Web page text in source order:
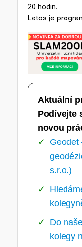
20 hodin.
Letos je
Aktuální
Podívejte
novou
Geodet
s.r.o.)
Do
kolegy